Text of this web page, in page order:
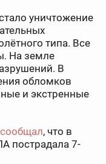
уничтожение
типа. Все
На земле
В
обломков
и экстренные
сообщал, что в
пострадала 7-